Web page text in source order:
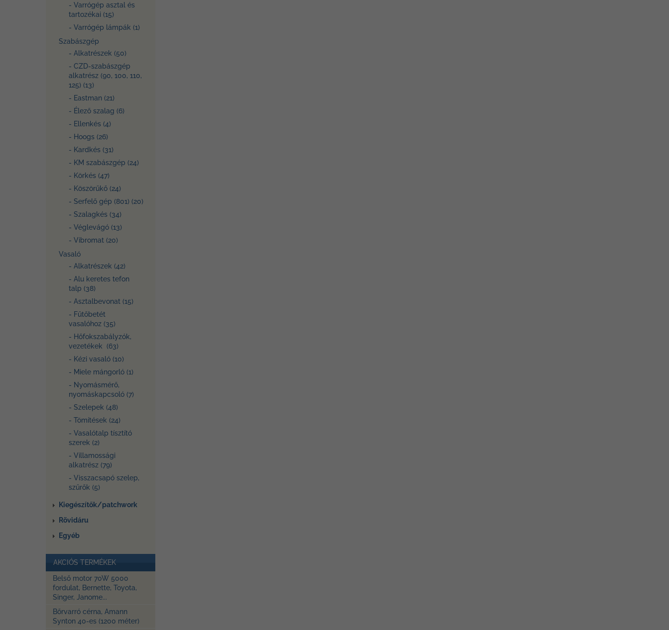
- Varrógép asztal és
tartozékai (15)
- Varrógép lámpák (1)
Szabászgép
- Alkatrészek (50)
- CZD-szabászgép
alkatrész (90, 100, 110,
125) (13)
- Eastman (21)
- Élező szalag (6)
- Ellenkés (4)
- Hoogs (26)
- Kardkés (31)
- KM szabászgép (24)
- Körkés (47)
- Köszörűkő (24)
- Serfelő gép (801) (20)
- Szalagkés (34)
- Véglevágó (13)
- Vibromat (20)
Vasaló
- Alkatrészek (42)
- Alu keretes tefon
talp (38)
- Asztalbevonat (15)
- Fűtőbetét
vasalóhoz (35)
- Hőfokszabályzók,
vezetékek (63)
- Kézi vasaló (10)
- Miele mángorló (1)
- Nyomásmérő,
nyomáskapcsoló (7)
- Szelepek (48)
- Tömítések (24)
- Vasalótalp tísztító
szerek (2)
- Villamossági
alkatrész (79)
- Visszacsapó szelep,
szűrők (5)
Kiegészítők/patchwork
Rövidáru
Egyéb
AKCIÓS TERMÉKEK
Belső motor 70W 5000
fordulat, Bernette, Toyota,
Singer, Janome...
Bőrvarró cérna, Amann
Synton 40-es (1200 méter)